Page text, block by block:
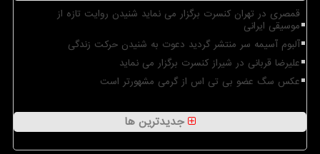
قمصری در تهران کنسرت برگزار می نماید شنیدن روایت تازه از
موسیقی ایرانی
آلبوم آسیمه سر منتشر گردید دعوت به شنیدن حرکت زندگی
علیرضا قربانی در شیراز کنسرت برگزار می نماید
عکس سگ عضو بی تی اس از گرمی مشهورتر است
جدیدترین ها